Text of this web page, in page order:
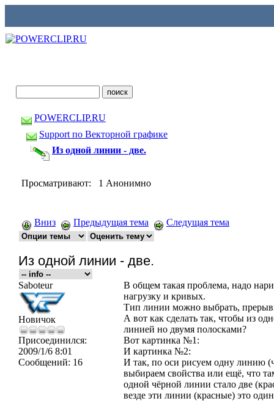
POWERCLIP.RU
Support по Векторной графике
Из одной линии - две.
Просматривают: 1 Анонимно
Вниз Предыдущая тема Следущая тема
Из одной линии - две.
Saboteur
Новичок
Присоединился:
2009/1/6 8:01
Сообщений: 16
В общем такая проблема, надо
нагрузку и кривых.
Тип линии можно выбрать,
А вот как сделать так, чтобы из
линией но двумя полосками?
Вот картинка №1:
И картинка №2:
И так, по оси рисуем одну линию
выбираем свойства или ещё, что
одной чёрной линии стало две
везде эти линии (красные) это